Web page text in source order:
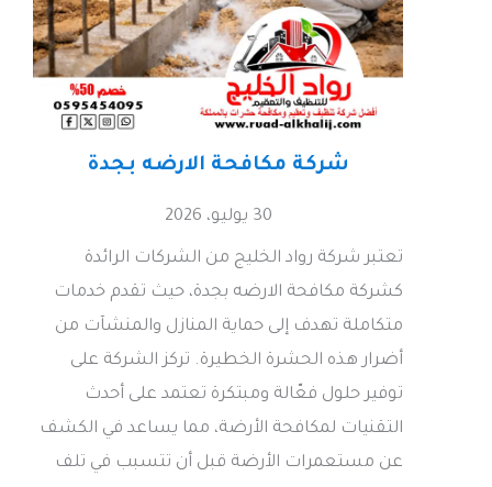
شركة مكافحة الارضه بجدة
30 يوليو، 2026
تعتبر شركة رواد الخليج من الشركات الرائدة
كشركة مكافحة الارضه بجدة، حيث تقدم خدمات
متكاملة تهدف إلى حماية المنازل والمنشآت من
أضرار هذه الحشرة الخطيرة. تركز الشركة على
توفير حلول فعّالة ومبتكرة تعتمد على أحدث
التقنيات لمكافحة الأرضة، مما يساعد في الكشف
عن مستعمرات الأرضة قبل أن تتسبب في تلف